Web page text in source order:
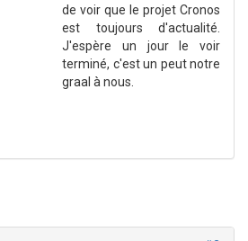
de voir que le projet Cronos
est toujours d'actualité.
J'espère un jour le voir
terminé, c'est un peut notre
graal à nous.